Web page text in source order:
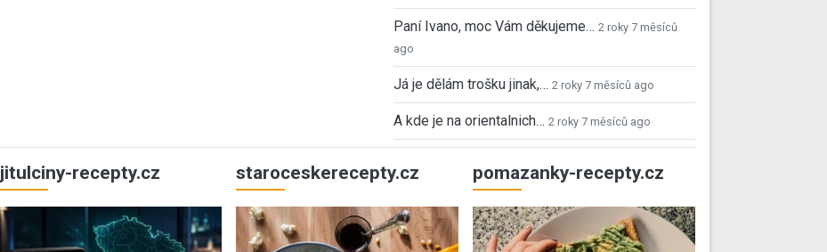
Paní Ivano, moc Vám děkujeme… 2 roky 7 měsíců
ago
Já je dělám trošku jinak,… 2 roky 7 měsíců ago
A kde je na orientalnich… 2 roky 7 měsíců ago
jitulciny-recepty.cz staroceskerecepty.cz pomazanky-recepty.cz